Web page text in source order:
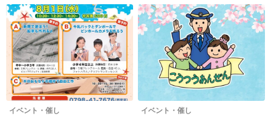
イベント・催し イベント・催し